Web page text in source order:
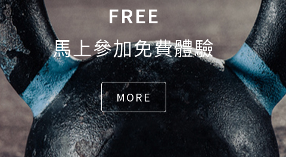
FREE
馬上參加免費體驗
MORE